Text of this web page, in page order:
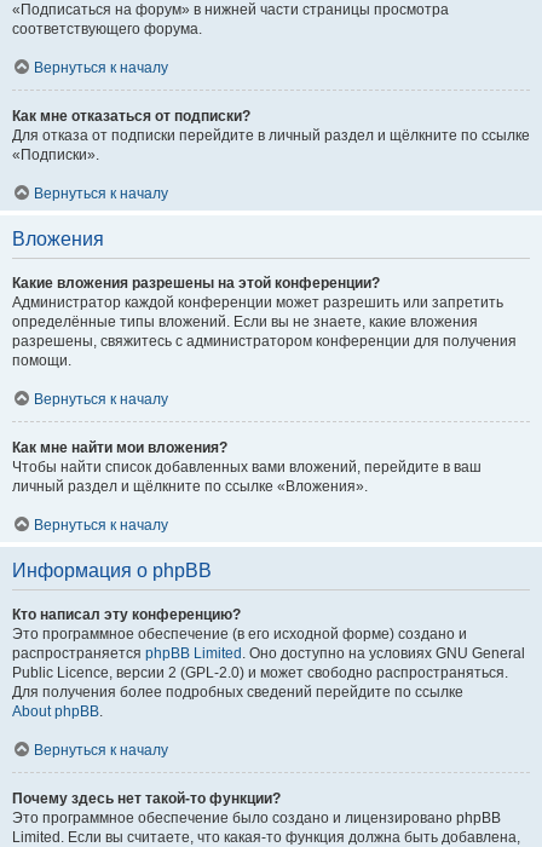
«Подписаться на форум» в нижней части страницы просмотра
соответствующего форума.
Вернуться к началу
Как мне отказаться от подписки?
Для отказа от подписки перейдите в личный раздел и щёлкните по ссылке
«Подписки».
Вернуться к началу
Вложения
Какие вложения разрешены на этой конференции?
Администратор каждой конференции может разрешить или запретить
определённые типы вложений. Если вы не знаете, какие вложения
разрешены, свяжитесь с администратором конференции для получения
помощи.
Вернуться к началу
Как мне найти мои вложения?
Чтобы найти список добавленных вами вложений, перейдите в ваш
личный раздел и щёлкните по ссылке «Вложения».
Вернуться к началу
Информация о phpBB
Кто написал эту конференцию?
Это программное обеспечение (в его исходной форме) создано и
распространяется phpBB Limited . Оно доступно на условиях GNU General
Public Licence, версии 2 (GPL-2.0) и может свободно распространяться.
Для получения более подробных сведений перейдите по ссылке
About phpBB.
Вернуться к началу
Почему здесь нет такой-то функции?
Это программное обеспечение было создано и лицензировано phpBB
Limited. Если вы считаете, что какая-то функция должна быть добавлена,